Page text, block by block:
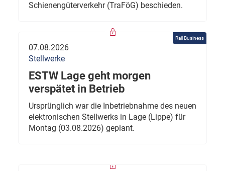
Schienengüterverkehr (TraFöG) beschieden.
Rail Business
07.08.2026
Stellwerke
ESTW Lage geht morgen
verspätet in Betrieb
Ursprünglich war die Inbetriebnahme des neuen
elektronischen Stellwerks in Lage (Lippe) für
Montag (03.08.2026) geplant.